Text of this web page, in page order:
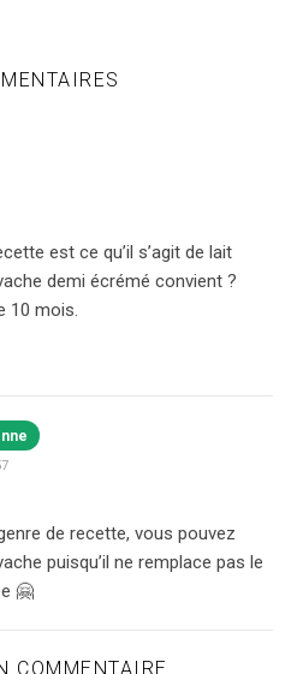
est ce qu’il s’agit de lait
demi écrémé convient ?
10 mois.
de recette, vous pouvez
puisqu’il ne remplace pas le
🤗
COMMENTAIRE